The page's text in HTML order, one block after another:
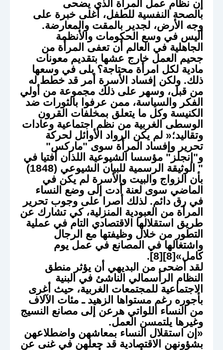
إن نظام عمل المرأة الذي يضحى
بالصحة ‎النفسية للطفل، أغلى خبرة على
وجه الأرض، لجدير بالمقت والمعارضة.
أليس في وسع الحكومات والأنظمة
الجاهلية في العالم أن تعفى المرأة من
جحيم العمل خارج عشها بتقديم معونات
مادية لكل امرأة محتاجة؟ بلى في وسعها
ذلك. ولكن إفساد الأسرة أمر قد خطط له
من قبل، وسهر على ذلك مجموعة من أولي
الفكر والسياسة، ممن عرفوا بالثورات ضد
الكنيسة وكل ما يتعلق بمخلفات القرون
الوسطى الغربية من نظم اجتماعية وعادات
وتقاليد؛« لم يكن الرواد الأوائل لحركة
تحرير وإفساد المرأة سوى "ماركس"
و"إنجلز" مؤسسا الشيوعية اللذان أفتيا في
" الوثيقة الرسمية للبيان الشيوعي (1848)
بأن الزواج والبيت والأسرة لم يكن في
الماضي سوى لعنة أدت إلى وضع النساء
في رق دائم. لذلك أصرا على وجوب تحرير
المرأة من العبودية المنزلية، كي تشارك عن
طريق استقلالها الاقتصادي التام في عملية
التطور من خلال وظيفتها مع الرجال
واشتغالها في المصانع في عمل يوم
كامل»[8][8].
لقد أضحى من البديهي أن يؤثر منطق
النظام الرأسمالي الناشئ في البنية
الاجتماعية للمجتمعات الغربية، حيث أغرى
بأجوره رغم مستواها الزهيد ـ مئات الآلاف
من النساء اللواتي هرعن إلى مصانع النسيج
وغيرها يلتمسن العمل.
«إن استقلال النساء بمعاشهن واضطلاعهن
بشؤونهن الاقتصادية قد جعلهن في غنى عن